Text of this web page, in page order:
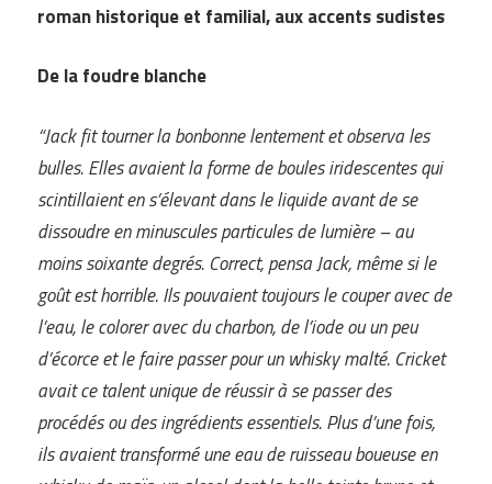
roman historique et familial, aux accents sudistes
De la foudre blanche
“Jack fit tourner la bonbonne lentement et observa les
bulles. Elles avaient la forme de boules iridescentes qui
scintillaient en s’élevant dans le liquide avant de se
dissoudre en minuscules particules de lumière – au
moins soixante degrés. Correct, pensa Jack, même si le
goût est horrible. Ils pouvaient toujours le couper avec de
l’eau, le colorer avec du charbon, de l’iode ou un peu
d’écorce et le faire passer pour un whisky malté. Cricket
avait ce talent unique de réussir à se passer des
procédés ou des ingrédients essentiels. Plus d’une fois,
ils avaient transformé une eau de ruisseau boueuse en